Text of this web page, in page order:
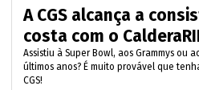
A CGS alcança a
costa com o
Assistiu à Super Bowl, aos Grammys ou
últimos anos? É muito provável que
CGS!